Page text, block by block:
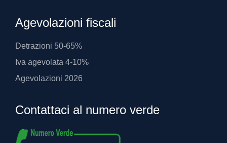
Agevolazioni fiscali
Detrazioni 50-65%
Iva agevolata 4-10%
Agevolazioni 2026
Contattaci al numero verde